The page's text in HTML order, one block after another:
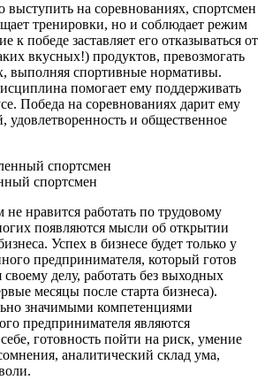
выступить на соревнованиях, спортсмен
тренировки, но и соблюдает режим
к победе заставляет его отказываться от
вкусных!) продуктов, превозмогать
выполняя спортивные нормативы.
помогает ему поддерживать
Победа на соревнованиях дарит ему
удовлетворенность и общественное
спортсмен
нравится работать по трудовому
появляются мысли об открытии
Успех в бизнесе будет только у
предпринимателя, который готов
своему делу, работать без выходных
месяцы после старта бизнеса).
значимыми компетенциями
предпринимателя являются
готовность пойти на риск, умение
аналитический склад ума,